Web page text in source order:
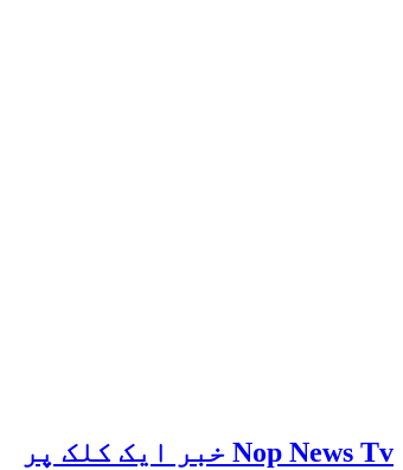
Nop News Tv خبر ایک کلک پر